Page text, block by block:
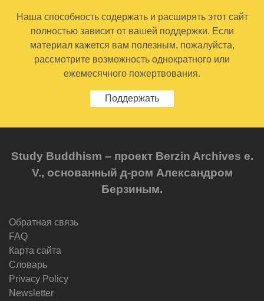
Наша способность содержать и расширять этот сайт
полностью зависит от вашей поддержки. Если
материал кажется вам полезным, пожалуйста,
рассмотрите возможность однократного или
ежемесячного пожертвования.
Поддержать
Study Buddhism – проект Berzin Archives e.
V., основанный д-ром Александром
Берзиным.
Обратная связь
FAQ
Карта сайта
Словарь
Privacy Policy
Newsletter